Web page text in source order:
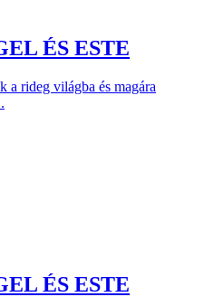
ÉS ESTE
a rideg világba és magára
ÉS ESTE